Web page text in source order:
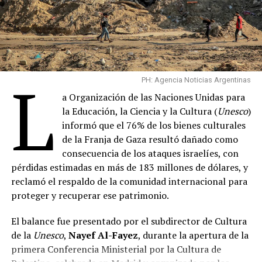
convirtiéndose en una de las melodías más reconocibles
de la historia.
Si bien el artista no tiene premios en su nombre, el
soundtrack de “La Pantera Rosa” ganó tres premios
Grammy, fue nominado al Oscar a la mejor banda sonora
original y es parte de las partituras cinematográficas
más importantes de la historia, de acuerdo con el
Instituto Americano del Cine.
En una larga trayectoria musical de más de siete
Johnsoncolaboró con grandes figuras del jazz,
comoFrank Sinatra,B.B. King,Johnny Otis,Barbra
Streisand, Marvin GayeyNat King Cole, entre
muchos otros.
Comparte esto:
PH: Agencia Noticias Argentinas
L
a Organización de las Naciones Unidas para
la Educación, la Ciencia y la Cultura (Unesco)
informó que el 76% de los bienes culturales
de la Franja de Gaza resultó dañado como
consecuencia de los ataques israelíes, con
pérdidas estimadas en más de 183 millones de dólares, y
reclamó el respaldo de la comunidad internacional para
proteger y recuperar ese patrimonio.
El balance fue presentado por el subdirector de Cultura
de la Unesco, Nayef Al-Fayez, durante la apertura de la
primera Conferencia Ministerial por la Cultura de